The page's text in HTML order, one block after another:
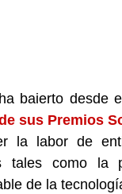
baierto desde
sus Premios
la labor de
tales como la
de la